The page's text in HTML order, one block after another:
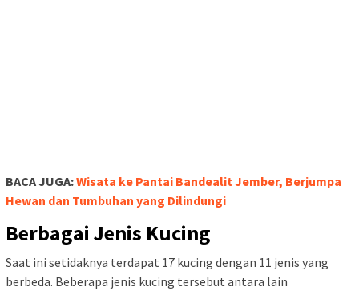
BACA JUGA:Wisata ke Pantai Bandealit Jember, Berjumpa
Hewan dan Tumbuhan yang Dilindungi
Berbagai Jenis Kucing
Saat ini setidaknya terdapat 17 kucing dengan 11 jenis yang
berbeda. Beberapa jenis kucing tersebut antara lain